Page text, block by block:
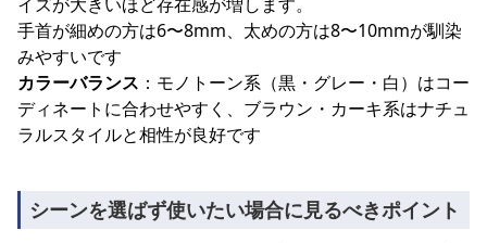
手首が細めの方は6〜8mm、太めの方は8〜10mmが馴染
みやすいです
カラーバランス ：モノトーン系（黒・グレー・白）はコー
ディネートに合わせやすく、ブラウン・カーキ系はナチュ
ラルスタイルと相性が良好です
シーンを選ばず使いたい場合に見るべきポイント